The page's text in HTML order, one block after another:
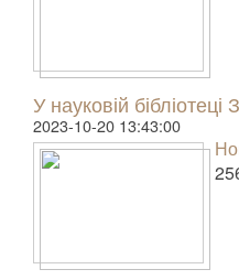
У науковій
2023-10-20 13:43:00